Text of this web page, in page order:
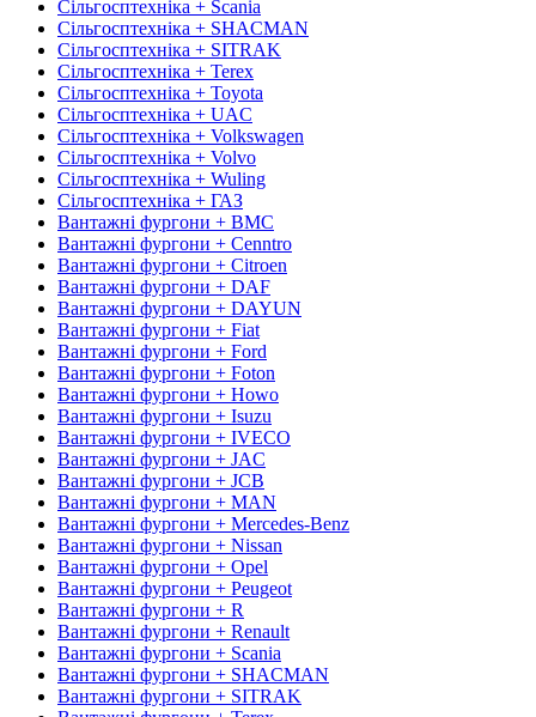
Сільгосптехніка + Scania
Сільгосптехніка + SHACMAN
Сільгосптехніка + SITRAK
Сільгосптехніка + Terex
Сільгосптехніка + Toyota
Сільгосптехніка + UAC
Сільгосптехніка + Volkswagen
Сільгосптехніка + Volvo
Сільгосптехніка + Wuling
Сільгосптехніка + ГАЗ
Вантажні фургони + BMC
Вантажні фургони + Cenntro
Вантажні фургони + Citroen
Вантажні фургони + DAF
Вантажні фургони + DAYUN
Вантажні фургони + Fiat
Вантажні фургони + Ford
Вантажні фургони + Foton
Вантажні фургони + Howo
Вантажні фургони + Isuzu
Вантажні фургони + IVECO
Вантажні фургони + JAC
Вантажні фургони + JCB
Вантажні фургони + MAN
Вантажні фургони + Mercedes-Benz
Вантажні фургони + Nissan
Вантажні фургони + Opel
Вантажні фургони + Peugeot
Вантажні фургони + R
Вантажні фургони + Renault
Вантажні фургони + Scania
Вантажні фургони + SHACMAN
Вантажні фургони + SITRAK